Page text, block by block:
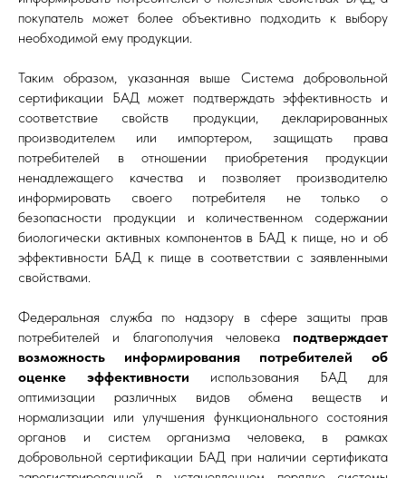
покупатель может более объективно подходить к выбору
необходимой ему продукции.
Таким образом, указанная выше Система добровольной
сертификации БАД может подтверждать эффективность и
соответствие свойств продукции, декларированных
производителем или импортером, защищать права
потребителей в отношении приобретения продукции
ненадлежащего качества и позволяет производителю
информировать своего потребителя не только о
безопасности продукции и количественном содержании
биологически активных компонентов в БАД к пище, но и об
эффективности БАД к пище в соответствии с заявленными
свойствами.
Федеральная служба по надзору в сфере защиты прав
потребителей и благополучия человека подтверждает
возможность информирования потребителей об
оценке эффективности использования БАД для
оптимизации различных видов обмена веществ и
нормализации или улучшения функционального состояния
органов и систем организма человека, в рамках
добровольной сертификации БАД при наличии сертификата